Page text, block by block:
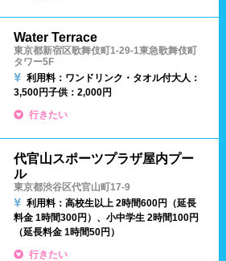
Water Terrace
東京都新宿区歌舞伎町1-29-1東急歌舞伎町
タワー5F
利用料：ワンドリンク・タオル付大人：
3,500円子供：2,000円
行きたい
代官山スポーツプラザ屋内プー
ル
東京都渋谷区代官山町17-9
利用料：高校生以上 2時間600円（延長
料金 1時間300円）、小中学生 2時間100円
（延長料金 1時間50円）
行きたい
陸、甲信越
富山県 石川県
山梨県
東海
静岡県 愛知県
レジャープール
スポーツジム
学校施設
設備
採暖室